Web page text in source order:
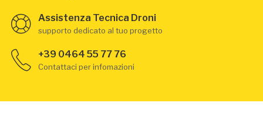
Assistenza Tecnica Droni
supporto dedicato al tuo progetto
+39 0464 55 77 76
Contattaci per infomazioni